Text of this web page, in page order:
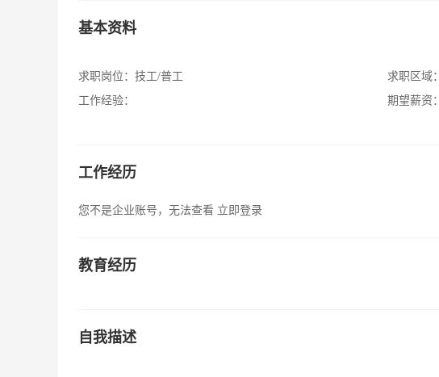
基本资料
求职岗位： 技工/普工
工作经验：
求职区域：
期望薪资：
工作经历
您不是企业账号，无法查看 立即登录
教育经历
自我描述